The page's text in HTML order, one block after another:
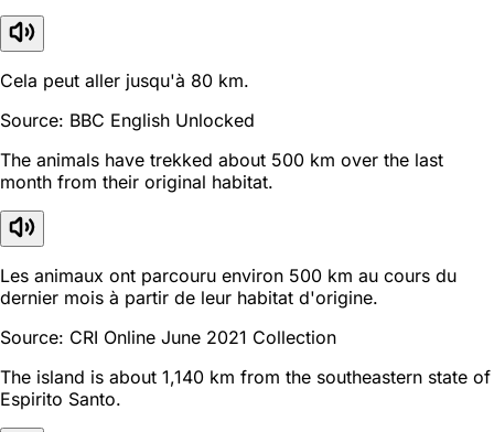
Cela peut aller jusqu'à 80 km.
Source: BBC English Unlocked
The animals have trekked about 500 km over the last
month from their original habitat.
Les animaux ont parcouru environ 500 km au cours du
dernier mois à partir de leur habitat d'origine.
Source: CRI Online June 2021 Collection
The island is about 1,140 km from the southeastern state of
Espirito Santo.